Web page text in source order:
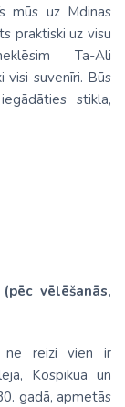
mūs uz Mdinas
praktiski uz visu
Ta-Ali
visi suvenīri. Būs
stikla,
vēlēšanās,
ne reizi vien ir
Kospikua un
gadā, apmetās